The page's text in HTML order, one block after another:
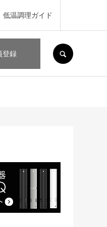
登録
低温調理ガイド